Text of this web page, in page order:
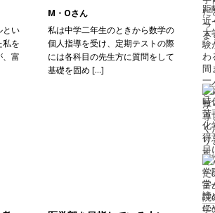
とい
私を
、富
M・Oさん
私は中学二年生のときから数学の
個人指導を受け、定期テストの際
には各科目の先生方に質問をして
基礎を固め […]